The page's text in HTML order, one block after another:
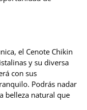
el Cenote Chikin
y su diversa
con sus
Podrás nadar
belleza natural que